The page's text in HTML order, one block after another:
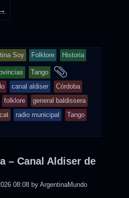
Soy Folklore Historia
Tango
tagged
canal aldiser
Córdoba
folklore
general baldissera
radio municipal
Tango
– Canal Aldiser de
08:08 by ArgentinaMundo